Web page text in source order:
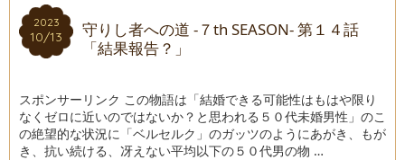
2023
10/13
2023
10/13
守りし者への道 -７th SEASON- 第１４話
「結果報告？」
スポンサーリンク この物語は「結婚できる可能性はもはや限り
なくゼロに近いのではないか？と思われる５０代未婚男性」のこ
の絶望的な状況に「ベルセルク」のガッツのようにあがき、もが
き、抗い続ける、冴えない平均以下の５０代男の物 …